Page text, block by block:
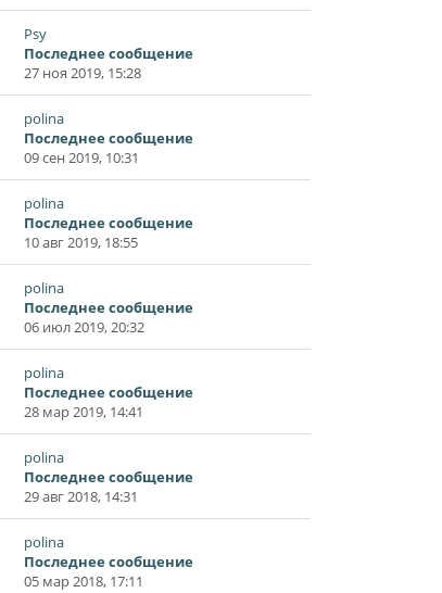
Psy
Последнее сообщение
27 ноя 2019, 15:28
polina
Последнее сообщение
09 сен 2019, 10:31
polina
Последнее сообщение
10 авг 2019, 18:55
polina
Последнее сообщение
06 июл 2019, 20:32
polina
Последнее сообщение
28 мар 2019, 14:41
polina
Последнее сообщение
29 авг 2018, 14:31
polina
Последнее сообщение
05 мар 2018, 17:11